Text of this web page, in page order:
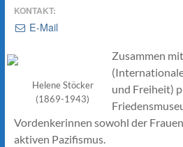
KONTAKT:
E-Mail
Helene Stöcker
(1869-1943)
Zusammen
und Freiheit)
Vordenkerinnen sowohl der
aktiven Pazifismus.